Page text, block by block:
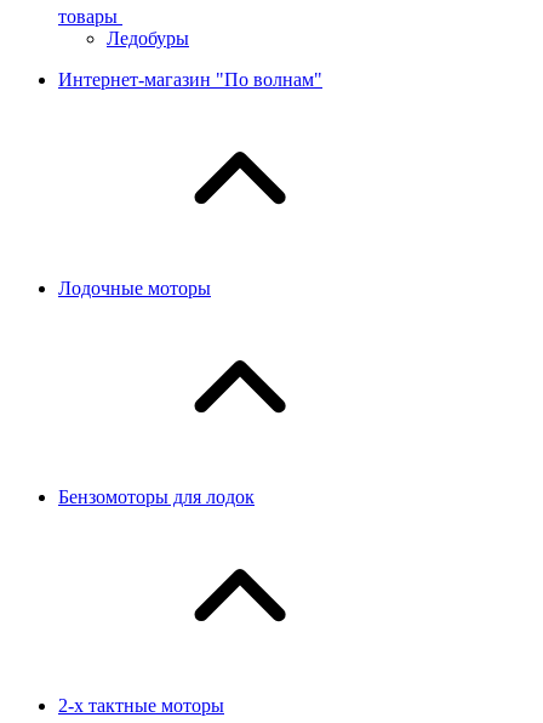
товары
Ледобуры
Интернет-магазин "По волнам"
Лодочные моторы
Бензомоторы для лодок
2-х тактные моторы